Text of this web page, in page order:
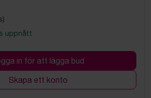
uppnått
in för att lägga bud
Skapa ett konto